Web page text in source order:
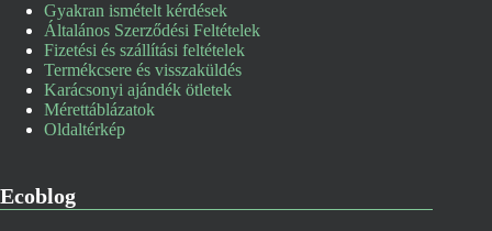
Gyakran ismételt kérdések
Általános Szerződési Feltételek
Fizetési és szállítási feltételek
Termékcsere és visszaküldés
Karácsonyi ajándék ötletek
Mérettáblázatok
Oldaltérkép
Ecoblog